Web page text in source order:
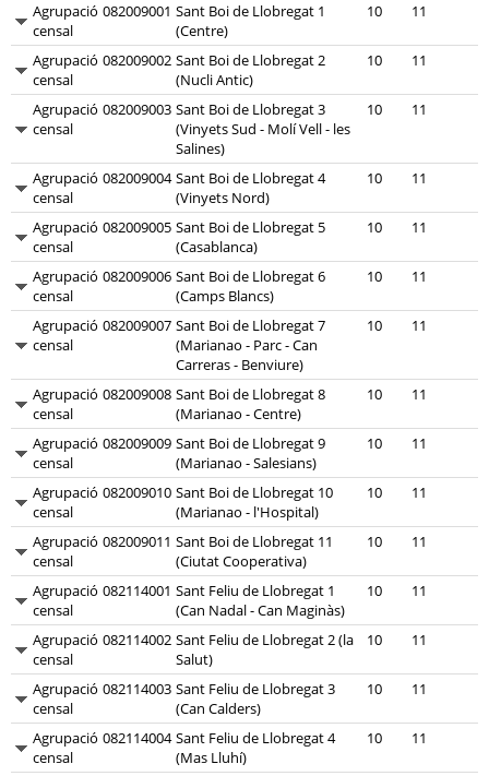
Agrupació
censal
082009001 Sant Boi de Llobregat 1
(Centre)
10 11
Agrupació
censal
082009002 Sant Boi de Llobregat 2
(Nucli Antic)
10 11
Agrupació
censal
082009003 Sant Boi de Llobregat 3
(Vinyets Sud - Molí Vell - les
Salines)
10 11
Agrupació
censal
082009004 Sant Boi de Llobregat 4
(Vinyets Nord)
10 11
Agrupació
censal
082009005 Sant Boi de Llobregat 5
(Casablanca)
10 11
Agrupació
censal
082009006 Sant Boi de Llobregat 6
(Camps Blancs)
10 11
Agrupació
censal
082009007 Sant Boi de Llobregat 7
(Marianao - Parc - Can
Carreras - Benviure)
10 11
Agrupació
censal
082009008 Sant Boi de Llobregat 8
(Marianao - Centre)
10 11
Agrupació
censal
082009009 Sant Boi de Llobregat 9
(Marianao - Salesians)
10 11
Agrupació
censal
082009010 Sant Boi de Llobregat 10
(Marianao - l'Hospital)
10 11
Agrupació
censal
082009011 Sant Boi de Llobregat 11
(Ciutat Cooperativa)
10 11
Agrupació
censal
082114001 Sant Feliu de Llobregat 1
(Can Nadal - Can Maginàs)
10 11
Agrupació
censal
082114002 Sant Feliu de Llobregat 2 (la
Salut)
10 11
Agrupació
censal
082114003 Sant Feliu de Llobregat 3
(Can Calders)
10 11
Agrupació
censal
082114004 Sant Feliu de Llobregat 4
(Mas Lluhí)
10 11